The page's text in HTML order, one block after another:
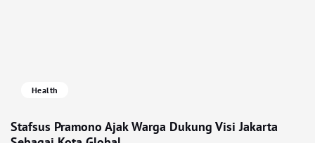
Health
Stafsus Pramono Ajak Warga Dukung Visi Jakarta